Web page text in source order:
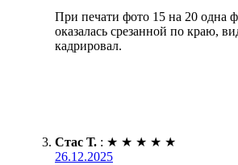
При печати фото 15 на 20 одна
оказалась срезанной по краю,
кадрировал.
Стас Т. : ★ ★ ★ ★ ★
26.12.2025